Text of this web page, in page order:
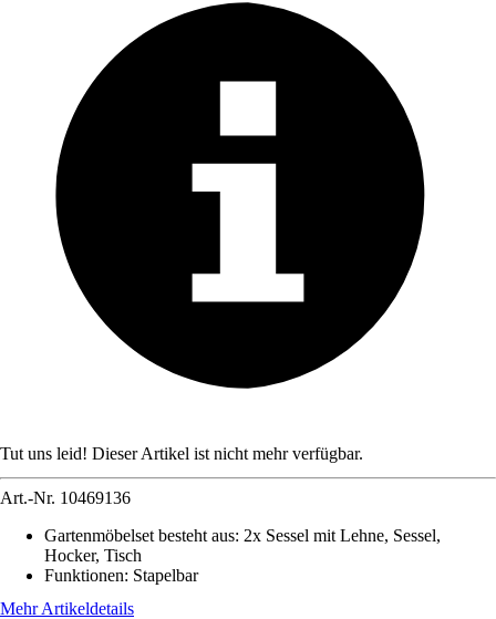
Tut uns leid! Dieser Artikel ist nicht mehr verfügbar.
Art.-Nr. 10469136
Gartenmöbelset besteht aus: 2x Sessel mit Lehne, Sessel,
Hocker, Tisch
Funktionen: Stapelbar
Mehr Artikeldetails